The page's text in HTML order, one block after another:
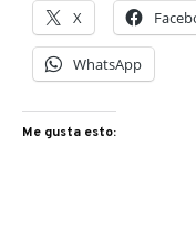
X
WhatsApp
Me gusta esto: